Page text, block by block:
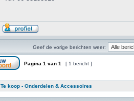
Geef de vorige berichten weer:
Pagina 1 van 1 [ 1 bericht ]
Te koop - Onderdelen & Accessoires